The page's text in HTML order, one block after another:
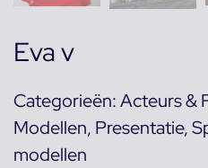
Eva v
Categorieën:Acteurs &
Modellen, Presentatie,
modellen